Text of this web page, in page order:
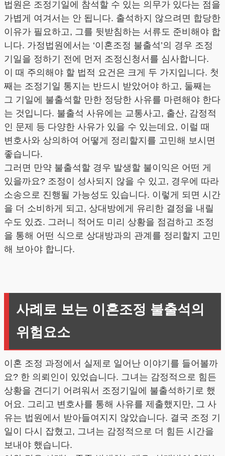
법원은 조정기일에 참석할 수 있는 의무가 있다는 점을
가볍게 여겨서는 안 됩니다. 출석하지 않으려면 합당한
이유가 필요하고, 그를 뒷받침하는 서류도 준비해야 합
니다. 가정법원에서는 ‘이혼조정 불출석’의 경우 조정
기일을 정하기 전에 먼저 조정신청서를 심사합니다.
이 때 주의해야 할 법적 요건은 크게 두 가지입니다. 첫
째는 조정기일 통지는 반드시 받았어야 하고, 둘째는
그 기일에 불출석할 만한 정당한 사유를 마련해야 한다
는 것입니다. 불출석 사유에는 교통사고, 출산, 감정적
인 문제 등 다양한 사유가 있을 수 있는데요, 이럴 때
변호사와 상의하여 어떻게 정리할지를 고민해 보시면
좋습니다.
그러면 만약 불출석할 경우 발생할 불이익은 어떤 게
있을까요? 조정이 성사되지 않을 수 있고, 경우에 따라
소송으로 진행될 가능성도 있습니다. 이렇게 되면 시간
을 더 소비하게 되고, 상대방에게 유리한 결정을 내릴
수도 있죠. 그러니 적어도 미리 상황을 점검하고 조정
을 통해 어떤 식으로 상대방과의 관계를 정리할지 고민
해 보아야 합니다.
사례로 보는 이혼조정 불출석의
위험요소
이혼 조정 과정에서 실제로 일어난 이야기를 들어볼까
요? 한 의뢰인이 있었습니다. 그녀는 감정적으로 힘든
상황을 견디기 어려워서 조정기일에 불출석하기로 했
어요. 그리고 변호사를 통해 사유를 제출했지만, 그 사
유는 법원에서 받아들여지지 않았습니다. 결국 조정 기
일이 다시 잡혔고, 그녀는 감정적으로 더 힘든 시간을
보내야 했습니다.